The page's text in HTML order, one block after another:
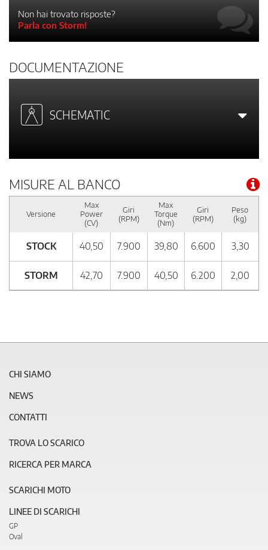
Non hai trovato risposte?
Parla con Storm!
DOCUMENTAZIONE
SCHEMATIC
MISURE AL BANCO
Versione
Max
Power
(CV)
Giri
(RPM)
Max
Torque
(Nm)
Giri
(RPM)
Peso
(kg)
STOCK 40,50 7.900 39,80 6.600 3,30
STORM 42,70 7.900 40,50 6.200 2,00
CHI SIAMO
NEWS
CONTATTI
TROVA LO SCARICO
RICERCA PER MARCA
SCARICHI MOTO
LINEE DI SCARICHI
GP
Oval